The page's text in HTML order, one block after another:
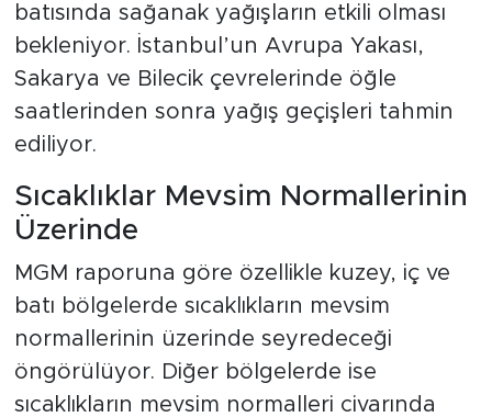
batısında sağanak yağışların etkili olması
bekleniyor. İstanbul’un Avrupa Yakası,
Sakarya ve Bilecik çevrelerinde öğle
saatlerinden sonra yağış geçişleri tahmin
ediliyor.
Sıcaklıklar Mevsim Normallerinin
Üzerinde
MGM raporuna göre özellikle kuzey, iç ve
batı bölgelerde sıcaklıkların mevsim
normallerinin üzerinde seyredeceği
öngörülüyor. Diğer bölgelerde ise
sıcaklıkların mevsim normalleri civarında